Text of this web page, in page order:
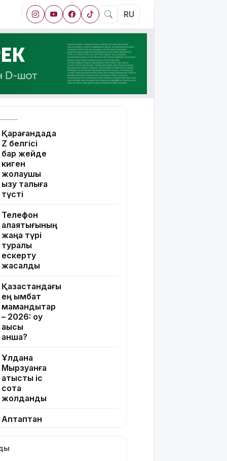
RU
Қарағандада
Z белгісі
бар жейде
киген
жолаушы
қызу талқыға
түсті
Телефон
алаяқтығының
жаңа түрі
туралы
ескерту
жасалды
Қазақстандағы
ең қымбат
мамандықтар
– 2026: оқу
ақысы
қанша?
Ұлдана
Мырзуанға
қатысты іс
сотқа
жолданды
Аптаптан
үңгірі»